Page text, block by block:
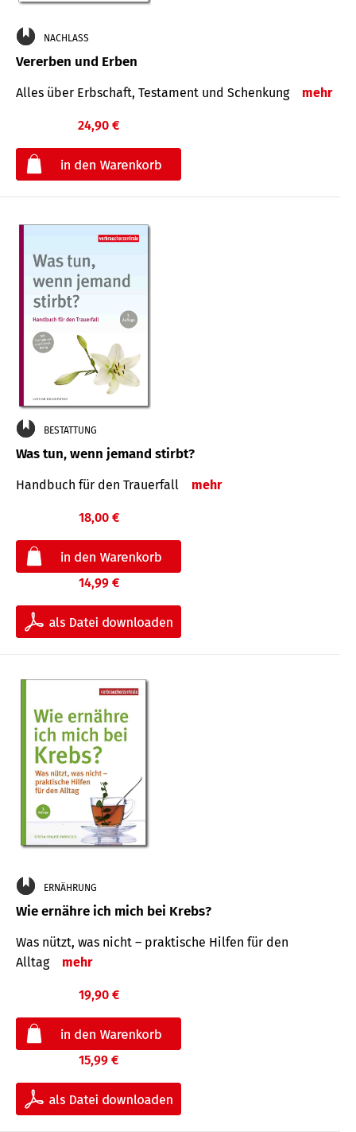
NACHLASS
Vererben und Erben
Alles über Erbschaft, Testament und Schenkung mehr
24,90 €
BESTATTUNG
Was tun, wenn jemand stirbt?
Handbuch für den Trauerfall mehr
18,00 €
14,99 €
ERNÄHRUNG
Wie ernähre ich mich bei Krebs?
Was nützt, was nicht – praktische Hilfen für den
Alltag
mehr
19,90 €
15,99 €